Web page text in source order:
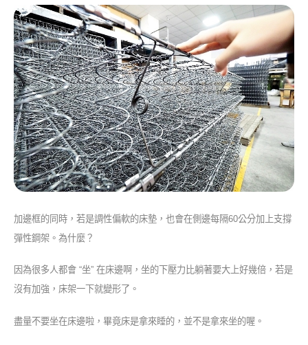
加邊框的同時，若是調性偏軟的床墊，也會在側邊每隔60公分加上支撐
彈性鋼架。為什麼？
因為很多人都會 “坐” 在床邊啊，坐的下壓力比躺著要大上好幾倍，若是
沒有加強，床架一下就變形了。
盡量不要坐在床邊啦，畢竟床是拿來睡的，並不是拿來坐的喔。